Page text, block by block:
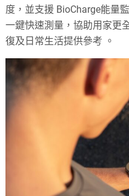
度，並支援 BioCharge能量
一鍵快速測量，協助用家更
復及日常生活提供參考 。